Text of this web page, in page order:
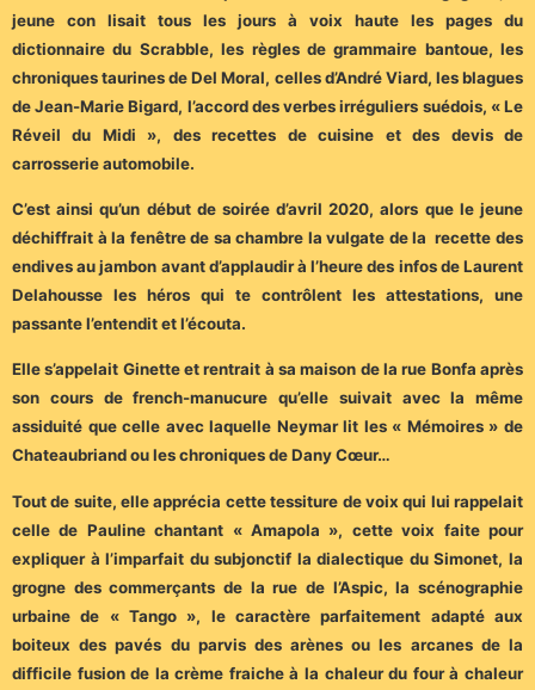
jeune con lisait tous les jours à voix haute les pages du
dictionnaire du Scrabble, les règles de grammaire bantoue, les
chroniques taurines de Del Moral, celles d’André Viard, les blagues
de Jean-Marie Bigard, l’accord des verbes irréguliers suédois, « Le
Réveil du Midi », des recettes de cuisine et des devis de
carrosserie automobile.
C’est ainsi qu’un début de soirée d’avril 2020, alors que le jeune
déchiffrait à la fenêtre de sa chambre la vulgate de la recette des
endives au jambon avant d’applaudir à l’heure des infos de Laurent
Delahousse les héros qui te contrôlent les attestations, une
passante l’entendit et l’écouta.
Elle s’appelait Ginette et rentrait à sa maison de la rue Bonfa après
son cours de french-manucure qu’elle suivait avec la même
assiduité que celle avec laquelle Neymar lit les « Mémoires » de
Chateaubriand ou les chroniques de Dany Cœur…
Tout de suite, elle apprécia cette tessiture de voix qui lui rappelait
celle de Pauline chantant « Amapola », cette voix faite pour
expliquer à l’imparfait du subjonctif la dialectique du Simonet, la
grogne des commerçants de la rue de l’Aspic, la scénographie
urbaine de « Tango », le caractère parfaitement adapté aux
boiteux des pavés du parvis des arènes ou les arcanes de la
difficile fusion de la crème fraiche à la chaleur du four à chaleur